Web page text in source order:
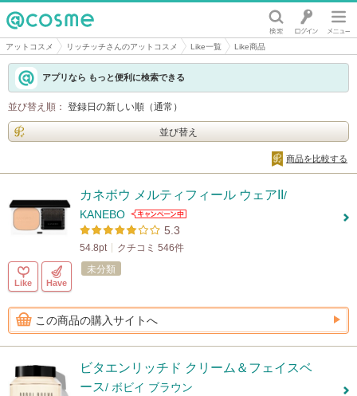
@cosme
アットコスメ リッチッチさんのアットコスメ Like一覧 Like商品
アプリなら もっと便利に検索できる
並び替え順： 登録日の新しい順（通常）
並び替え
商品を比較する
カネボウ メルティフィール ウェアII /
KANEBO
5.3
54.8pt クチコミ 546件
Like Have
未分類
この商品の購入サイトへ
ビタエンリッチド クリーム＆フェイスベ
ース/ ボビイ ブラウン